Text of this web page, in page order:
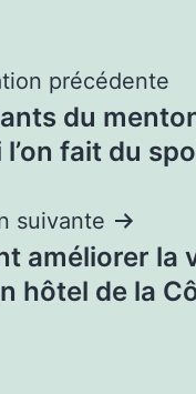
précédente
du
fait du
suivante
améliorer la
hôtel de la